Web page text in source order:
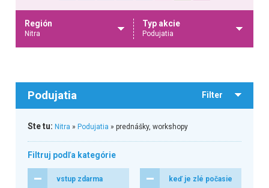
Región
Nitra
Typ akcie
Podujatia
Podujatia Filter
Ste tu: Nitra » Podujatia » prednášky, workshopy
Filtruj podľa kategórie
vstup zdarma keď je zlé počasie